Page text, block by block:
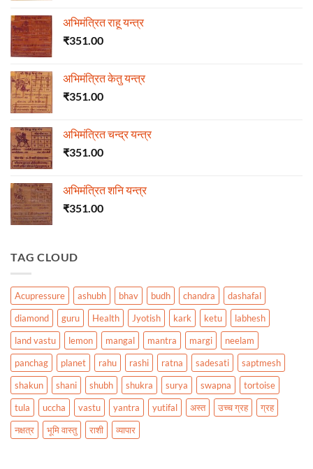
अभिमंत्रित राहू यन्त्र
₹351.00
अभिमंत्रित केतु यन्त्र
₹351.00
अभिमंत्रित चन्द्र यन्त्र
₹351.00
अभिमंत्रित शनि यन्त्र
₹351.00
TAG CLOUD
Acupressure ashubh bhav budh chandra
dashafal
diamond
guru Health Jyotish kark ketu
labhesh
land vastu
lemon mangal mantra margi
neelam
panchag
planet rahu rashi ratna sadesati
saptmesh
shakun
shani shubh shukra surya swapna
tortoise
tula
uccha vastu yantra yutifal अस्त उच्च ग्रह
ग्रह
नक्षत्र
भूमि वास्तु राशी व्यापार